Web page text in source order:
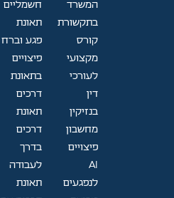
המשרד
בתקשורת
קורס
מקצועי
לעורכי
דין
בנזיקין
מחשבון
פיצויים
AI
לנפגעים
חשמליים
תאונת
פגע וברח
פיצויים
בתאונת
דרכים
תאונת
דרכים
בדרך
לעבודה
תאונת